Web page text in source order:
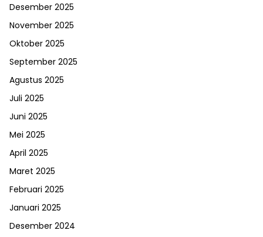
Desember 2025
November 2025
Oktober 2025
September 2025
Agustus 2025
Juli 2025
Juni 2025
Mei 2025
April 2025
Maret 2025
Februari 2025
Januari 2025
Desember 2024